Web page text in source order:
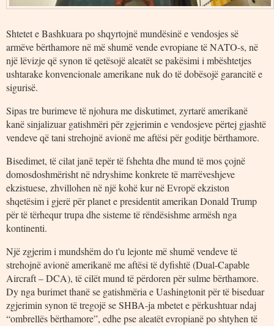
Shtetet e Bashkuara po shqyrtojnë mundësinë e vendosjes së
armëve bërthamore në më shumë vende evropiane të NATO-s, në
një lëvizje që synon të qetësojë aleatët se pakësimi i mbështetjes
ushtarake konvencionale amerikane nuk do të dobësojë garancitë e
sigurisë.
Sipas tre burimeve të njohura me diskutimet, zyrtarë amerikanë
kanë sinjalizuar gatishmëri për zgjerimin e vendosjeve përtej gjashtë
vendeve që tani strehojnë avionë me aftësi për goditje bërthamore.
Bisedimet, të cilat janë tepër të fshehta dhe mund të mos çojnë
domosdoshmërisht në ndryshime konkrete të marrëveshjeve
ekzistuese, zhvillohen në një kohë kur në Evropë ekziston
shqetësim i gjerë për planet e presidentit amerikan Donald Trump
për të tërhequr trupa dhe sisteme të rëndësishme armësh nga
kontinenti.
Një zgjerim i mundshëm do t'u lejonte më shumë vendeve të
strehojnë avionë amerikanë me aftësi të dyfishtë (Dual-Capable
Aircraft – DCA), të cilët mund të përdoren për sulme bërthamore.
Dy nga burimet thanë se gatishmëria e Uashingtonit për të biseduar
zgjerimin synon të tregojë se SHBA-ja mbetet e përkushtuar ndaj
“ombrellës bërthamore”, edhe pse aleatët evropianë po shtyhen të